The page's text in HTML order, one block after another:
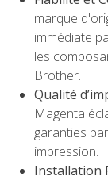
marque
immédiate
les
Brother.
Qualité
Magenta
garanties
impression.
Installation